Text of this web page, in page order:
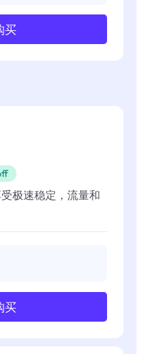
买
极速稳定，流量和
买